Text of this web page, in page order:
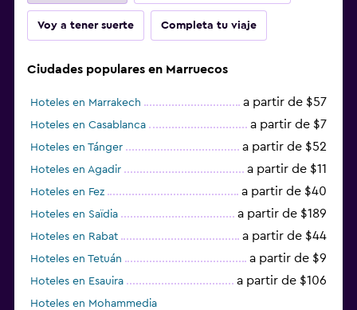
Voy a tener suerte Completa tu viaje
Ciudades populares en Marruecos
Hoteles en Marrakech a partir de $57
Hoteles en Casablanca a partir de $7
Hoteles en Tánger a partir de $52
Hoteles en Agadir a partir de $11
Hoteles en Fez a partir de $40
Hoteles en Saïdia a partir de $189
Hoteles en Rabat a partir de $44
Hoteles en Tetuán a partir de $9
Hoteles en Esauira a partir de $106
Hoteles en Mohammedia